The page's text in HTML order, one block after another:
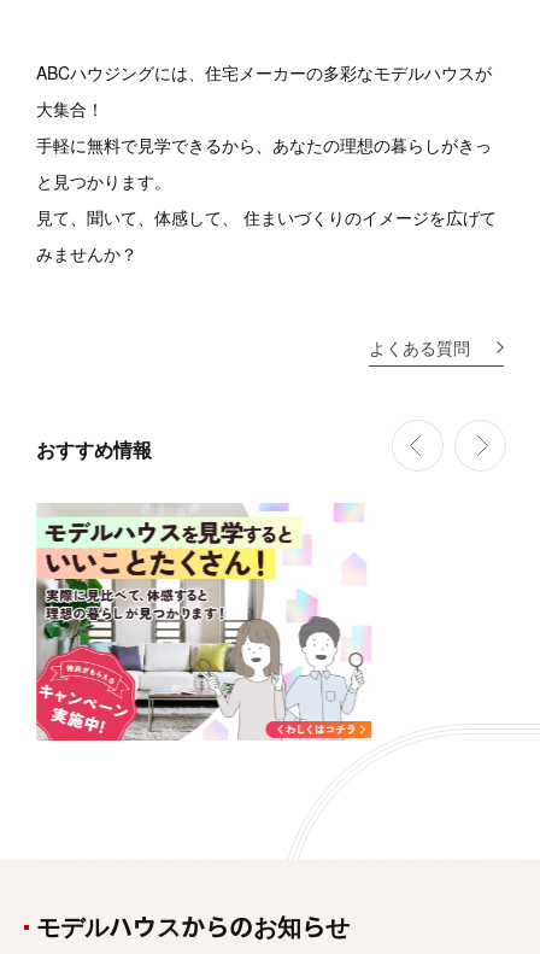
ABCハウジングには、 住宅メーカーの多彩なモデルハウスが
大集合！
手軽に無料で見学できるから、 あなたの理想の暮らしがきっ
と見つかります。
見て、聞いて、体感して、
住まいづくりのイメージを広げて
みませんか？
よくある質問
おすすめ情報
モデルハウスからのお知らせ